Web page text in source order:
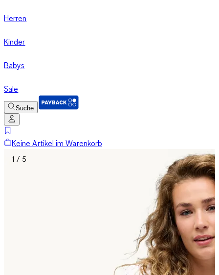
Herren
Kinder
Babys
Sale
Suche
Keine Artikel im Warenkorb
1 / 5